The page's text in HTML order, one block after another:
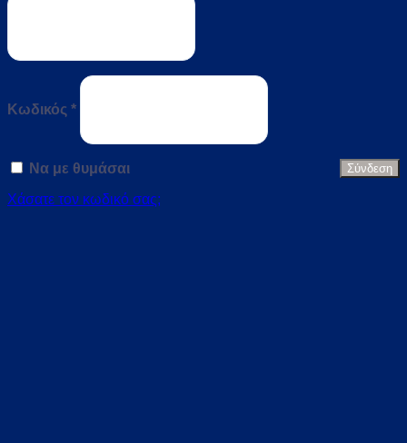
Κωδικός *
Απαιτείται
Να με θυμάσαι Σύνδεση
Χάσατε τον κωδικό σας;